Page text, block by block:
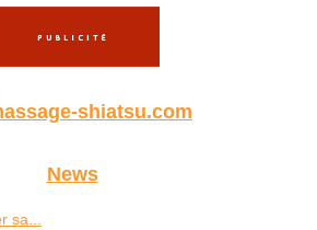
shiatsu.com
News
sa...